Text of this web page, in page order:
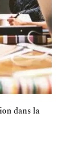
dans la